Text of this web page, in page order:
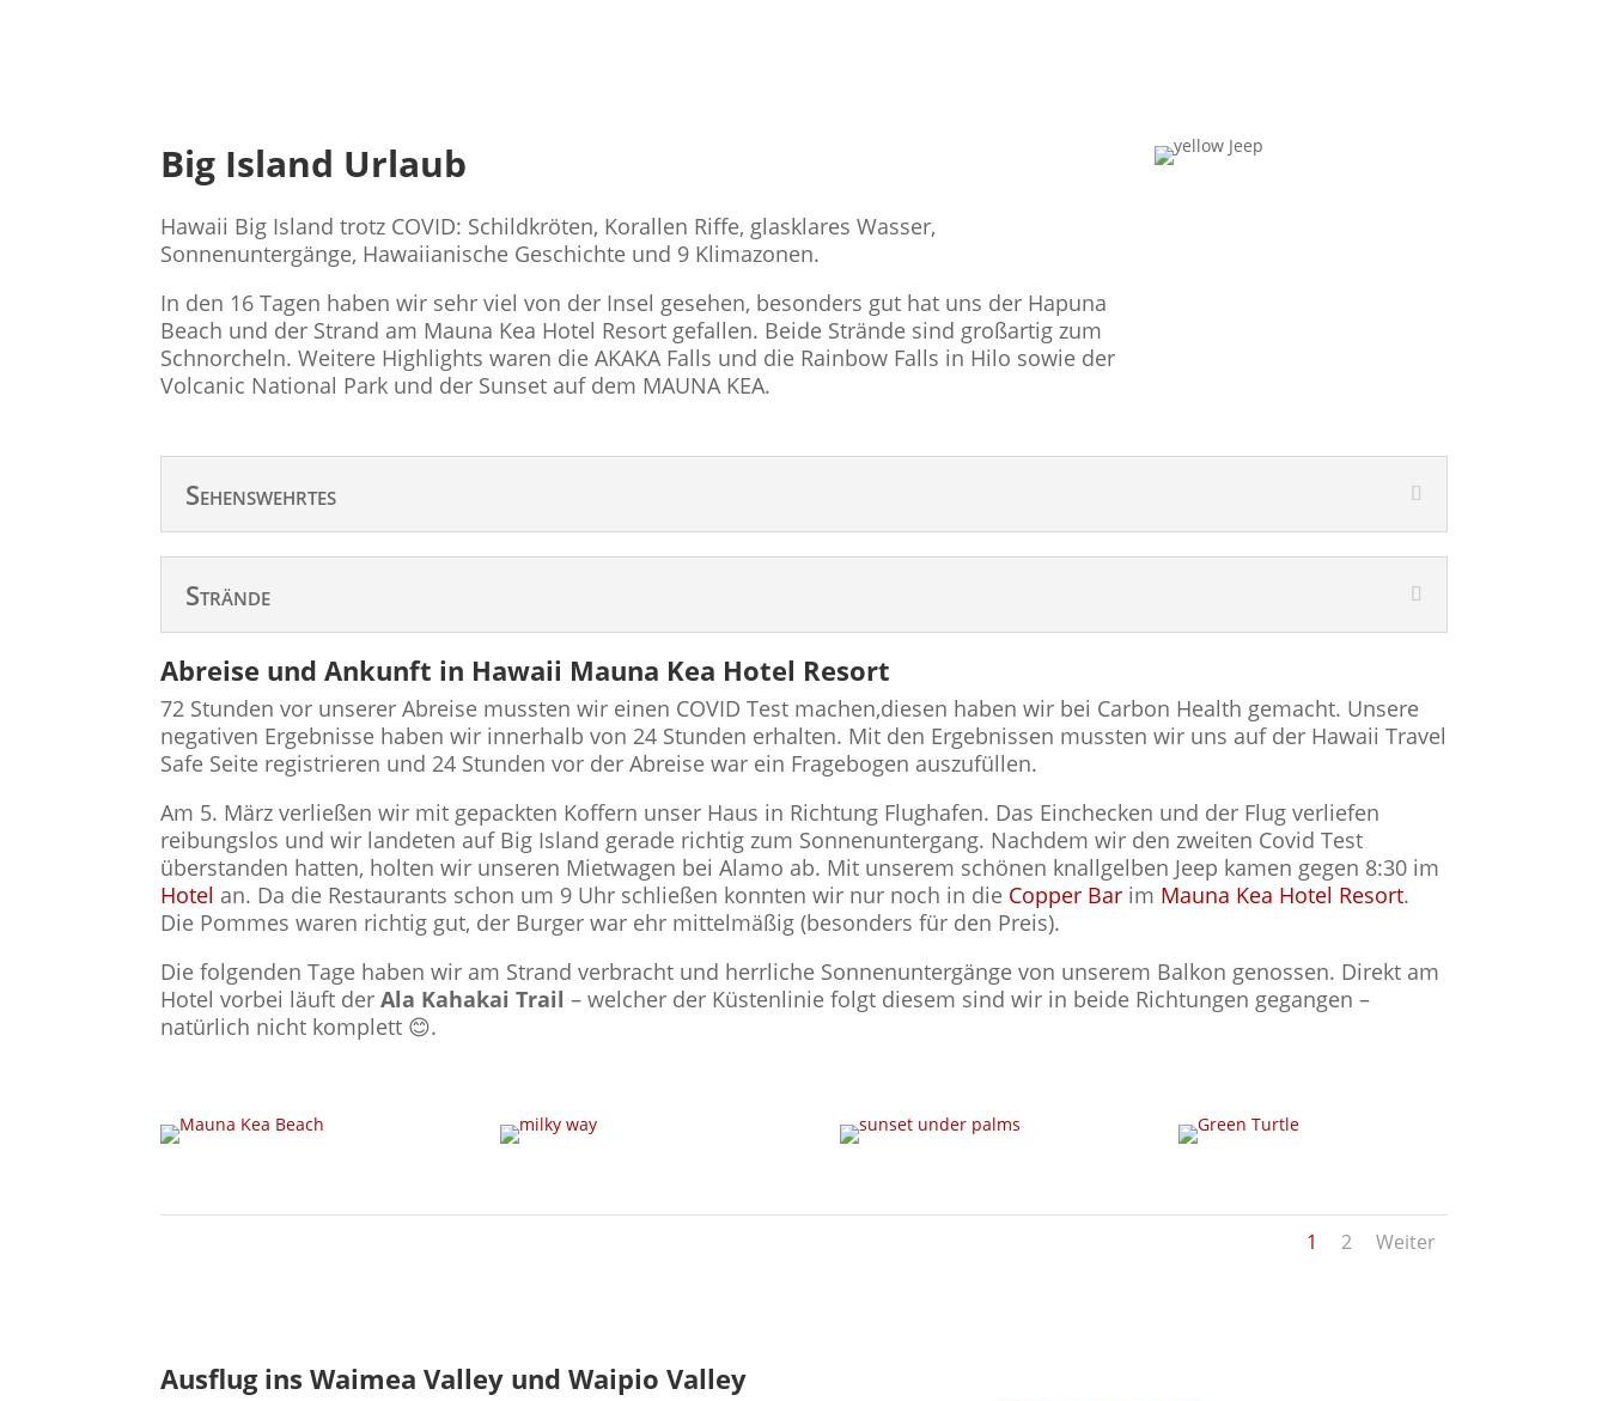
Big Island Urlaub
Hawaii Big Island trotz COVID: Schildkröten, Korallen Riffe, glasklares Wasser,
Sonnenuntergänge, Hawaiianische Geschichte und 9 Klimazonen.
In den 16 Tagen haben wir sehr viel von der Insel gesehen, besonders gut hat uns der Hapuna
Beach und der Strand am Mauna Kea Hotel Resort gefallen. Beide Strände sind großartig zum
Schnorcheln. Weitere Highlights waren die AKAKA Falls und die Rainbow Falls in Hilo sowie der
Volcanic National Park und der Sunset auf dem MAUNA KEA.
Sehenswehrtes
Strände
Abreise und Ankunft in Hawaii Mauna Kea Hotel Resort
72 Stunden vor unserer Abreise mussten wir einen COVID Test machen,diesen haben wir bei Carbon Health gemacht. Unsere
negativen Ergebnisse haben wir innerhalb von 24 Stunden erhalten. Mit den Ergebnissen mussten wir uns auf der Hawaii Travel
Safe Seite registrieren und 24 Stunden vor der Abreise war ein Fragebogen auszufüllen.
Am 5. März verließen wir mit gepackten Koffern unser Haus in Richtung Flughafen. Das Einchecken und der Flug verliefen
reibungslos und wir landeten auf Big Island gerade richtig zum Sonnenuntergang. Nachdem wir den zweiten Covid Test
überstanden hatten, holten wir unseren Mietwagen bei Alamo ab. Mit unserem schönen knallgelben Jeep kamen gegen 8:30 im
Hotel an. Da die Restaurants schon um 9 Uhr schließen konnten wir nur noch in die Copper Bar im Mauna Kea Hotel Resort.
Die Pommes waren richtig gut, der Burger war ehr mittelmäßig (besonders für den Preis).
Die folgenden Tage haben wir am Strand verbracht und herrliche Sonnenuntergänge von unserem Balkon genossen. Direkt am
Hotel vorbei läuft derAla Kahakai Trail – welcher der Küstenlinie folgt diesem sind wir in beide Richtungen gegangen –
natürlich nicht komplett 😊.
1 2 Weiter
Ausflug ins Waimea Valley und Waipio Valley